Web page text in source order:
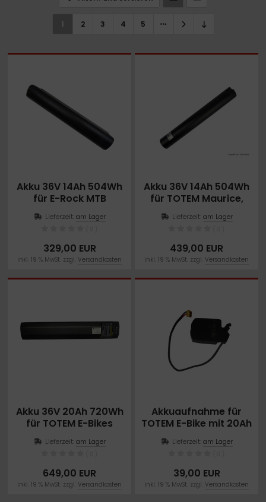
1 2 3 4 5
Akku 36V 14Ah 504Wh
für E-Rock MTB
Lieferzeit: am Lager
329,00 EUR
inkl. 19 % MwSt. zzgl. Versandkosten
Akku 36V 14Ah 504Wh
für TOTEM Maurice,
TOTEM Carry
Lieferzeit: am Lager
439,00 EUR
inkl. 19 % MwSt. zzgl. Versandkosten
Akku 36V 20Ah 720Wh
für TOTEM E-Bikes
Lieferzeit: am Lager
649,00 EUR
inkl. 19 % MwSt. zzgl. Versandkosten
Akkuaufnahme für
TOTEM E-Bike mit 20Ah
Lieferzeit: am Lager
39,00 EUR
inkl. 19 % MwSt. zzgl. Versandkosten
Teile
Ersatzteile